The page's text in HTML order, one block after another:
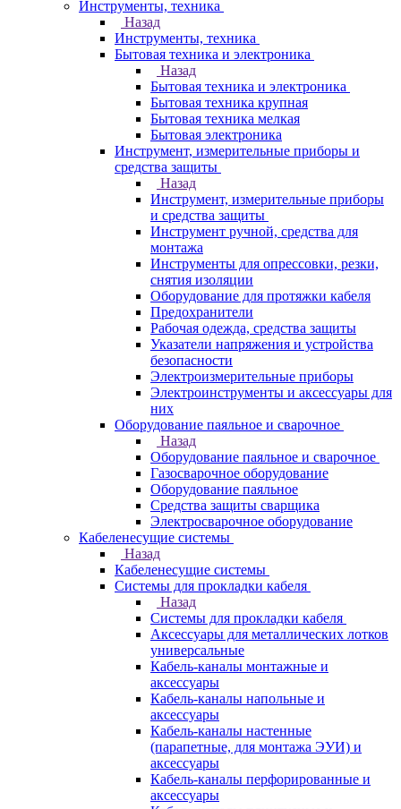
Инструменты, техника
Назад
Инструменты, техника
Бытовая техника и электроника
Назад
Бытовая техника и электроника
Бытовая техника крупная
Бытовая техника мелкая
Бытовая электроника
Инструмент, измерительные приборы и
средства защиты
Назад
Инструмент, измерительные приборы
и средства защиты
Инструмент ручной, средства для
монтажа
Инструменты для опрессовки, резки,
снятия изоляции
Оборудование для протяжки кабеля
Предохранители
Рабочая одежда, средства защиты
Указатели напряжения и устройства
безопасности
Электроизмерительные приборы
Электроинструменты и аксессуары для
них
Оборудование паяльное и сварочное
Назад
Оборудование паяльное и сварочное
Газосварочное оборудование
Оборудование паяльное
Средства защиты сварщика
Электросварочное оборудование
Кабеленесущие системы
Назад
Кабеленесущие системы
Системы для прокладки кабеля
Назад
Системы для прокладки кабеля
Аксессуары для металлических лотков
универсальные
Кабель-каналы монтажные и
аксессуары
Кабель-каналы напольные и
аксессуары
Кабель-каналы настенные
(парапетные, для монтажа ЭУИ) и
аксессуары
Кабель-каналы перфорированные и
аксессуары